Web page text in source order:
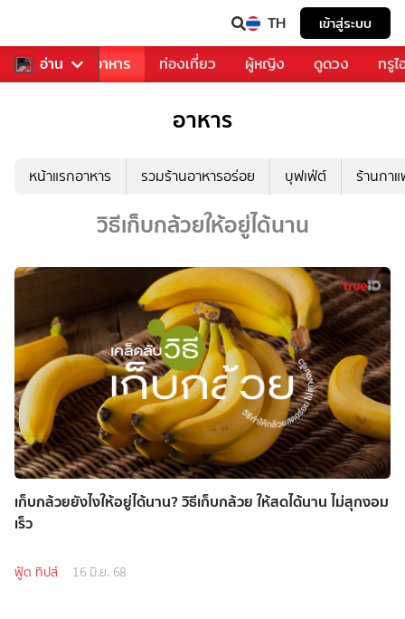
TH เข้าสู่ระบบ
อ่าน
การเพลง อาหาร ท่องเที่ยว ผู้หญิง ดูดวง ทรู
อาหาร
หน้าแรกอาหาร รวมร้านอาหารอร่อย บุฟเฟ่ต์ ร้านกา
วิธีเก็บกล้วยให้อยู่ได้นาน
เก็บกล้วยยังไงให้อยู่ได้นาน? วิธีเก็บกล้วย ให้สดได้นาน ไม่สุกงอม
เร็ว
ฟู้ด ทิปส์ 16 มิ.ย. 68